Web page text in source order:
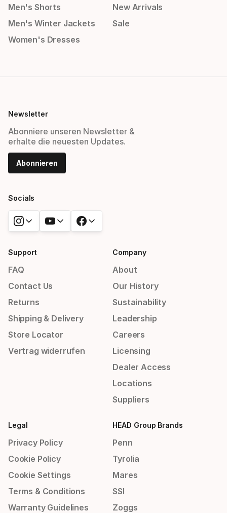
Men's Shorts
Men's Winter Jackets
Women's Dresses
New Arrivals
Sale
Newsletter
Abonniere unseren Newsletter &
erhalte die neuesten Updates.
Abonnieren
Socials
Support
FAQ
Contact Us
Returns
Shipping & Delivery
Store Locator
Vertrag widerrufen
Company
About
Our History
Sustainability
Leadership
Careers
Licensing
Dealer Access
Locations
Suppliers
Legal
Privacy Policy
Cookie Policy
Cookie Settings
Terms & Conditions
Warranty Guidelines
HEAD Group Brands
Penn
Tyrolia
Mares
SSI
Zoggs